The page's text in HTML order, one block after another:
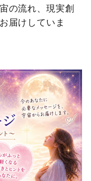
の流れ、現実創
届けしていま